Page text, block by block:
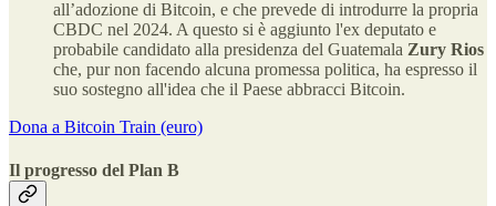
all’adozione di Bitcoin, e che prevede di introdurre la propria
CBDC nel 2024. A questo si è aggiunto l'ex deputato e
probabile candidato alla presidenza del Guatemala Zury Rios
che, pur non facendo alcuna promessa politica, ha espresso il
suo sostegno all'idea che il Paese abbracci Bitcoin.
Dona a Bitcoin Train (euro)
Il progresso del Plan B